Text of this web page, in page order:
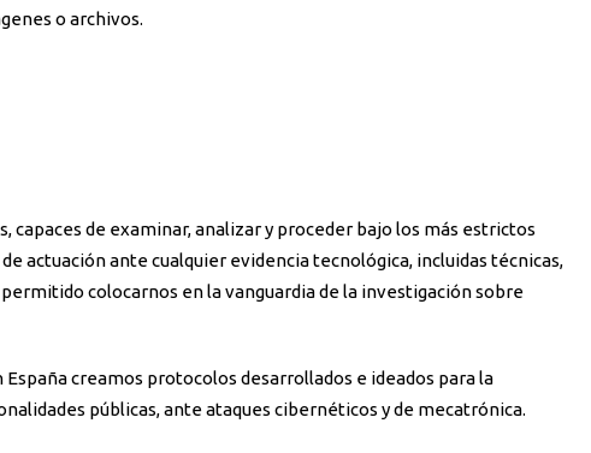
o archivos.
de examinar, analizar y proceder bajo los más estrictos
actuación ante cualquier evidencia tecnológica, incluidas técnicas,
colocarnos en la vanguardia de la investigación sobre
creamos protocolos desarrollados e ideados para la
públicas, ante ataques cibernéticos y de mecatrónica.